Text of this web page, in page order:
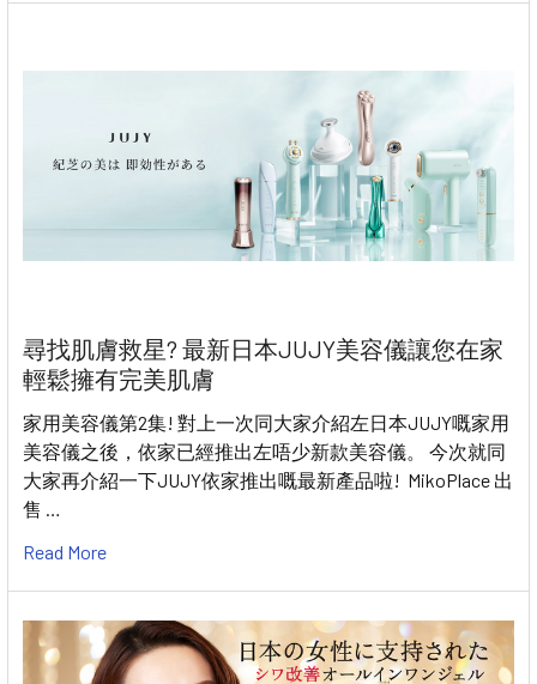
尋找肌膚救星? 最新日本JUJY美容儀讓您在家
輕鬆擁有完美肌膚
家用美容儀第2集! 對上一次同大家介紹左日本JUJY嘅家用
美容儀之後，依家已經推出左唔少新款美容儀。 今次就同
大家再介紹一下JUJY依家推出嘅最新產品啦! MikoPlace 出
售 …
Read More